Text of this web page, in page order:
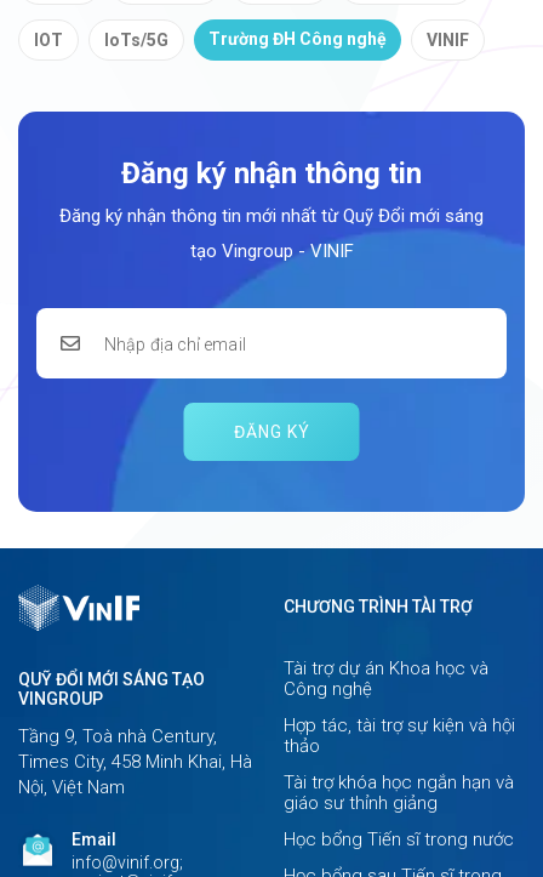
IOT IoTs/5G Trường ĐH Công nghệ VINIF
Đăng ký nhận thông tin
Đăng ký nhận thông tin mới nhất từ Quỹ Đổi mới sáng
tạo Vingroup - VINIF
ĐĂNG KÝ
QUỸ ĐỔI MỚI SÁNG TẠO
VINGROUP
Tầng 9, Toà nhà Century,
Times City, 458 Minh Khai, Hà
Nội, Việt Nam
Email
info@vinif.org;
CHƯƠNG TRÌNH TÀI TRỢ
Tài trợ dự án Khoa học và
Công nghệ
Hợp tác, tài trợ sự kiện và hội
thảo
Tài trợ khóa học ngắn hạn và
giáo sư thỉnh giảng
Học bổng Tiến sĩ trong nước